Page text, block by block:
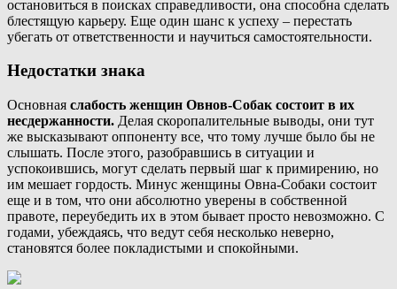
остановиться в поисках справедливости, она способна сделать
блестящую карьеру. Еще один шанс к успеху – перестать
убегать от ответственности и научиться самостоятельности.
Недостатки знака
Основная слабость женщин Овнов-Собак состоит в их
несдержанности. Делая скоропалительные выводы, они тут
же высказывают оппоненту все, что тому лучше было бы не
слышать. После этого, разобравшись в ситуации и
успокоившись, могут сделать первый шаг к примирению, но
им мешает гордость. Минус женщины Овна-Собаки состоит
еще и в том, что они абсолютно уверены в собственной
правоте, переубедить их в этом бывает просто невозможно. С
годами, убеждаясь, что ведут себя несколько неверно,
становятся более покладистыми и спокойными.